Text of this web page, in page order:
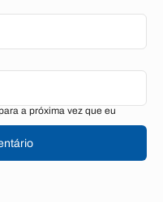
a próxima vez que eu